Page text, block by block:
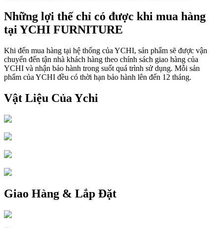
Những lợi thế chỉ có được khi mua hàng
tại YCHI FURNITURE
Khi đến mua hàng tại hệ thống của YCHI, sản phẩm sẽ được vận
chuyển đến tận nhà khách hàng theo chính sách giao hàng của
YCHI và nhận bảo hành trong suốt quá trình sử dụng. Mỗi sản
phẩm của YCHI đều có thời hạn bảo hành lên đến 12 tháng.
Vật Liệu Của Ychi
Giao Hàng & Lắp Đặt